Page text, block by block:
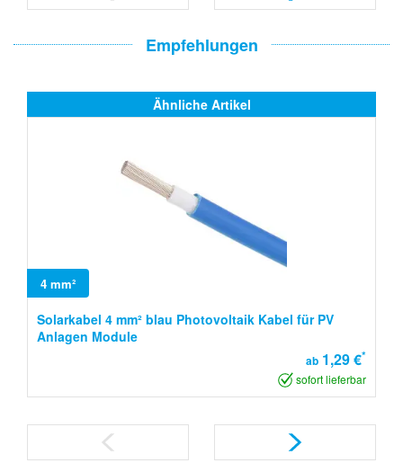
Empfehlungen
Ähnliche Artikel
4 mm²
Solarkabel 4 mm² blau Photovoltaik Kabel für PV
Anlagen Module
ab 1,29 €*
sofort lieferbar